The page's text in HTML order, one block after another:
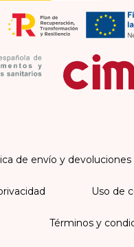
de envío y devoluciones
Uso de
Términos y